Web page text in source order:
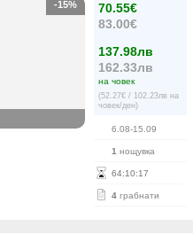
70.55€
83.00€
137.98лв
162.33лв
на човек
(52.27€ / 102.23лв на
човек/ден)
6.08-15.09
1 нощувка
64:10:17
4 грабнати
-15%